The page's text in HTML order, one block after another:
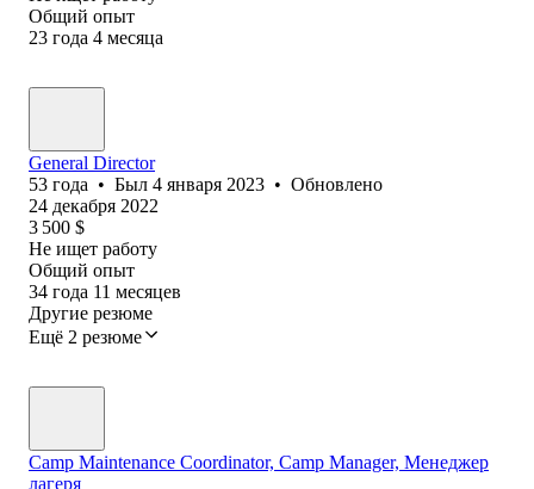
Общий опыт
23 года 4 месяца
General Director
53 года • Был 4 января 2023 • Обновлено
24 декабря 2022
3 500 $
Не ищет работу
Общий опыт
34 года 11 месяцев
Другие резюме
Ещё 2 резюме
Camp Maintenance Coordinator, Camp Manager, Менеджер
лагеря